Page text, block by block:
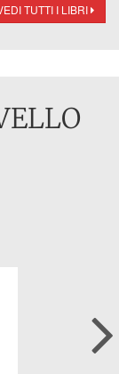
TUTTI I LIBRI